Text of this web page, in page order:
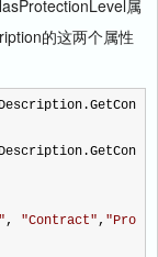
属
的这两个属性
" , "Contract" , "Pro